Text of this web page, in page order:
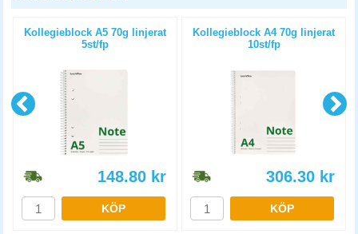
Kollegieblock A5 70g linjerat
5st/fp
148.80 kr
KÖP
Kollegieblock A4 70g linjerat
10st/fp
306.30 kr
KÖP